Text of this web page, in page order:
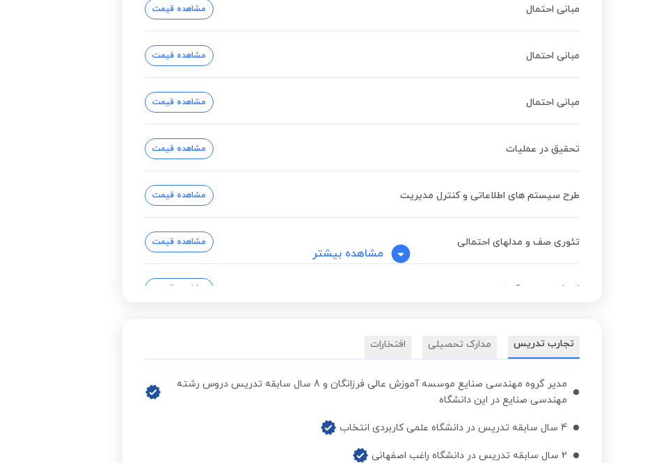
مبانی احتمال مشاهده قیمت
مبانی احتمال مشاهده قیمت
مبانی احتمال مشاهده قیمت
تحقیق در عملیات مشاهده قیمت
طرح سیستم های اطلاعاتی و کنترل مدیریت مشاهده قیمت
تئوری صف و مدلهای احتمالی مشاهده قیمت
اصول مدیریت کیفیت مشاهده قیمت
تئوری تصمیم گیری مشاهده قیمت
تحلیل سیستم ها
مشاهده بیشتر
تجارب تدریس مدارک تحصیلی افتخارات
مدیر گروه مهندسی صنایع موسسه آموزش عالی فرزانگان و 8 سال سابقه تدریس دروس رشته
مهندسی صنایع در این دانشگاه
4 سال سابقه تدریس در دانشگاه علمی کاربردی انتخاب
2 سال سابقه تدریس در دانشگاه راغب اصفهانی